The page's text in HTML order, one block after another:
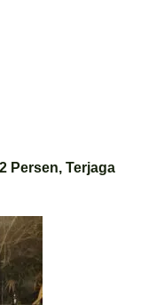
Persen, Terjaga